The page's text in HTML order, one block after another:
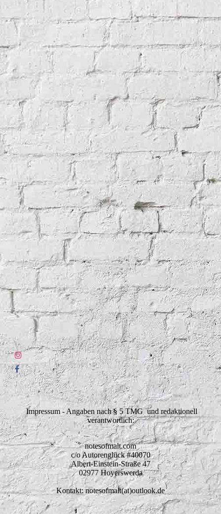
Impressum - Angaben nach § 5 TMG und redaktionell
verantwortlich:
notesofmalt.com
c/o Autorenglück #40070
Albert-Einstein-Straße 47
02977 Hoyerswerda
Kontakt: notesofmalt(at)outlook.de